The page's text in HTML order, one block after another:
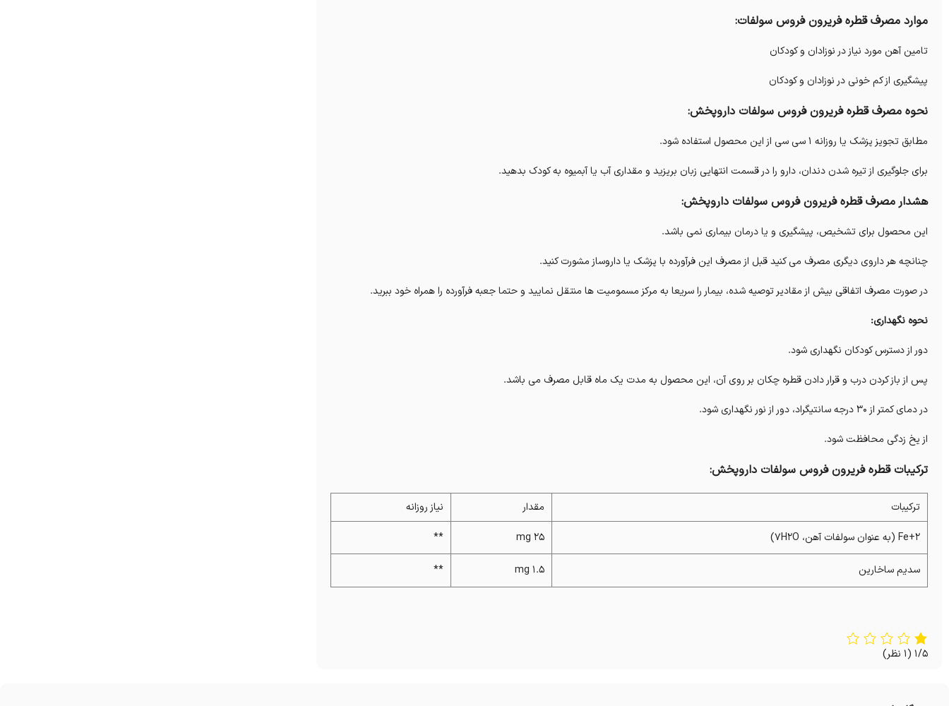
موارد مصرف قطره فریرون فروس سولفات:
تامین آهن مورد نیاز در نوزادان و کودکان
پیشگیری از کم خونی در نوزادان و کودکان
نحوه مصرف قطره فریرون فروس سولفات داروپخش:
مطابق تجویز پزشک یا روزانه 1 سی سی از این محصول استفاده شود.
برای جلوگیری از تیره شدن دندان، دارو را در قسمت انتهایی زبان بریزید و مقداری آب یا آبمیوه به کودک بدهید.
هشدار مصرف قطره فریرون فروس سولفات داروپخش:
این محصول برای تشخیص، پیشگیری و یا درمان بیماری نمی باشد.
چنانچه هر داروی دیگری مصرف می کنید قبل از مصرف این فرآورده با پزشک یا داروساز مشورت کنید.
در صورت مصرف اتفاقی بیش از مقادیر توصیه شده، بیمار را سریعا به مرکز مسمومیت ها منتقل نمایید و حتما جعبه فرآورده را همراه خود ببرید.
نحوه نگهداری:
دور از دسترس کودکان نگهداری شود.
پس از باز کردن درب و قرار دادن قطره چکان بر روی آن، این محصول به مدت یک ماه قابل مصرف می باشد.
در دمای کمتر از 30 درجه سانتیگراد، دور از نور نگهداری شود.
از یخ زدگی محافظت شود.
ترکیبات قطره فریرون فروس سولفات داروپخش:
ترکیبات مقدار نیاز روزانه
Fe+2 (به عنوان سولفات آهن، 7H2O) 25 mg
**
سدیم ساخارین 1.5 mg
**
1/5 (1 نظر)